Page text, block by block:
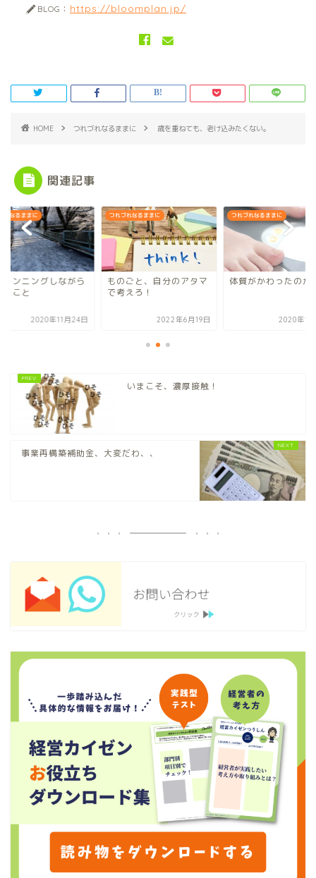
BLOG： https://bloomplan.jp/
HOME つれづれなるままに 歳を重ねても、老け込みたくない。
関連記事
れなるままに
ランニングしながら
たこと
2020年11月24日
つれづれなるままに
ものごと、自分のアタマ
で考えろ！
2022年6月19日
つれづれなるままに
体質がかわったのか
2020年12
いまこそ、濃厚接触！
事業再構築補助金、大変だわ、、